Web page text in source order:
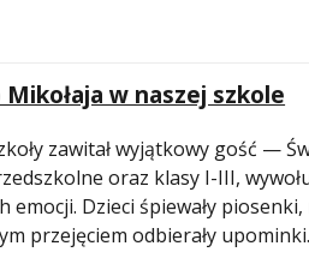
w naszej szkole
zawitał wyjątkowy gość —
oraz klasy I-III,
emocji. Dzieci śpiewały piosenki,
przejęciem odbierały